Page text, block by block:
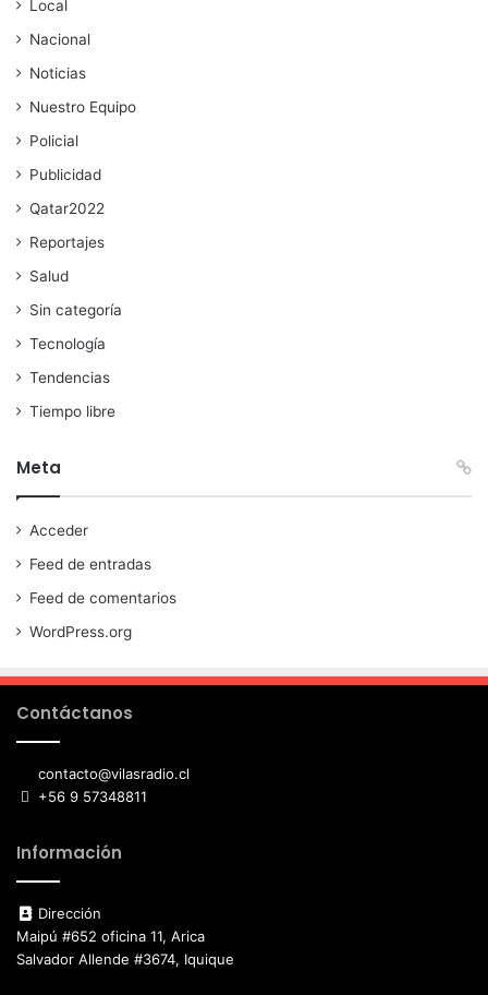
Local
Nacional
Noticias
Nuestro Equipo
Policial
Publicidad
Qatar2022
Reportajes
Salud
Sin categoría
Tecnología
Tendencias
Tiempo libre
Meta
Acceder
Feed de entradas
Feed de comentarios
WordPress.org
Contáctanos
contacto@vilasradio.cl
+56 9 57348811
Información
Dirección
Maipú #652 oficina 11, Arica
Salvador Allende #3674, Iquique